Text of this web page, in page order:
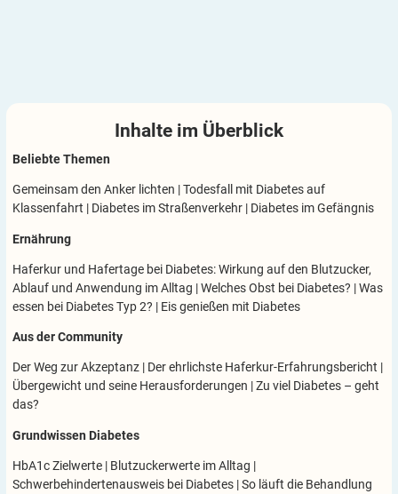
Inhalte im Überblick
Beliebte Themen
Gemeinsam den Anker lichten |Todesfall mit Diabetes auf
Klassenfahrt | Diabetes im Straßenverkehr | Diabetes im Gefängnis
Ernährung
Haferkur und Hafertage bei Diabetes: Wirkung auf den Blutzucker,
Ablauf und Anwendung im Alltag |Welches Obst bei Diabetes? |Was
essen bei Diabetes Typ 2? | Eis genießen mit Diabetes
Aus der Community
Der Weg zur Akzeptanz | Der ehrlichste Haferkur-Erfahrungsbericht |
Übergewicht und seine Herausforderungen |Zu viel Diabetes – geht
das?
Grundwissen Diabetes
HbA1c Zielwerte | Blutzuckerwerte im Alltag |
Schwerbehindertenausweis bei Diabetes |So läuft die Behandlung